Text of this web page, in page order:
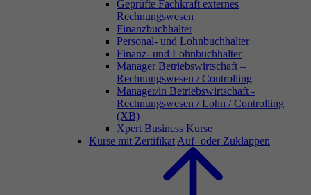
Geprüfte Fachkraft externes
Rechnungswesen
Finanzbuchhalter
Personal- und Lohnbuchhalter
Finanz- und Lohnbuchhalter
Manager Betriebswirtschaft –
Rechnungswesen / Controlling
Manager/in Betriebswirtschaft -
Rechnungswesen / Lohn / Controlling
(XB)
Xpert Business Kurse
Kurse mit Zertifikat Auf- oder Zuklappen